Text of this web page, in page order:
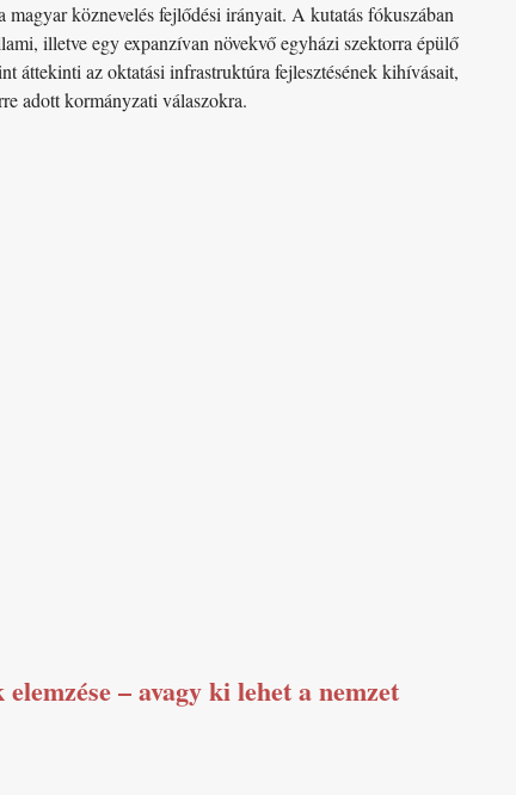
köznevelés fejlődési irányait. A kutatás fókuszában
illetve egy expanzívan növekvő egyházi szektorra épülő
áttekinti az oktatási infrastruktúra fejlesztésének kihívásait,
adott kormányzati válaszokra.
– avagy ki lehet a nemzet